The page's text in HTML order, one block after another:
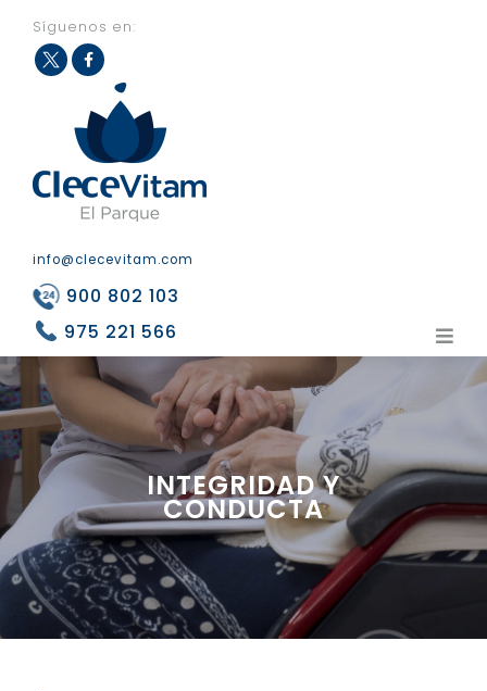
Síguenos en:
eb
ook
info@clecevitam.com
900 802 103
975 221 566
INTEGRIDAD Y
CONDUCTA